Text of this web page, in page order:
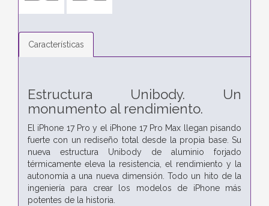
Características
Estructura Unibody. Un
monumento al rendimiento.
El iPhone 17 Pro y el iPhone 17 Pro Max llegan pisando
fuerte con un rediseño total desde la propia base. Su
nueva estructura Unibody de aluminio forjado
térmicamente eleva la resistencia, el rendimiento y la
autonomía a una nueva dimensión. Todo un hito de la
ingeniería para crear los modelos de iPhone más
potentes de la historia.